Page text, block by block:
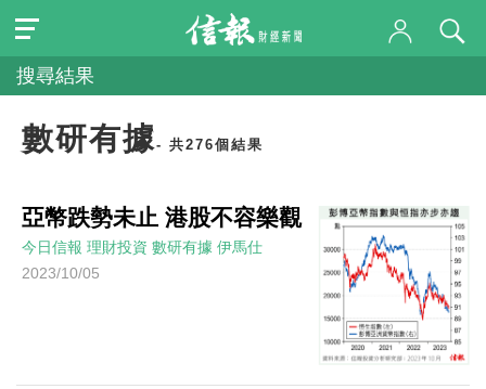
搜尋結果
數研有據- 共276個結果
亞幣跌勢未止 港股不容樂觀
今日信報 理財投資 數研有據 伊馬仕
2023/10/05